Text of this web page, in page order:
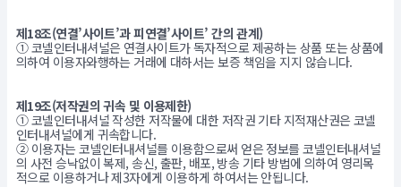
제18조(연결’사이트’과 피연결’사이트’ 간의 관계)
① 코넬인터내셔널은 연결사이트가 독자적으로 제공하는 상품 또는 상품에
의하여 이용자와행하는 거래에 대하서는 보증 책임을 지지 않습니다.
제19조(저작권의 귀속 및 이용제한)
① 코넬인터내셔널 작성한 저작물에 대한 저작권 기타 지적재산권은 코넬
인터내셔널에게 귀속합니다.
② 이용자는 코넬인터내셔널를 이용함으로써 얻은 정보를 코넬인터내셔널
의 사전 승낙없이 복제, 송신, 출판, 배포, 방송 기타 방법에 의하여 영리목
적으로 이용하거나 제3자에게 이용하게 하여서는 안됩니다.